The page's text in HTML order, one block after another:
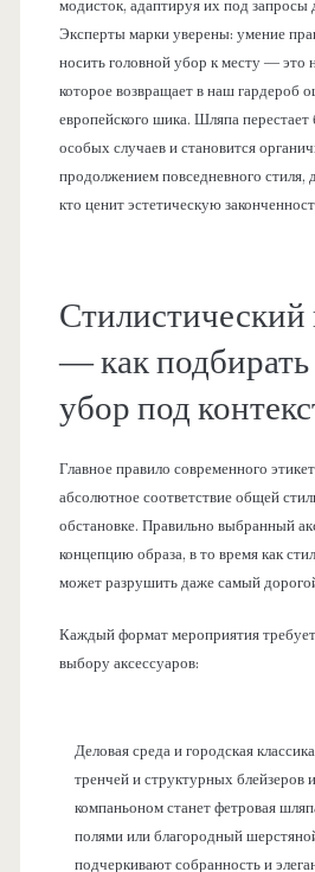
модисток, адаптируя их под
Эксперты марки уверены: умение
носить головной убор к месту — это
которое возвращает в наш гардероб
европейского шика. Шляпа
особых случаев и становится
продолжением повседневного
кто ценит эстетическую
Стилистический
— как
убор под
Главное правило современного
абсолютное соответствие общей
обстановке. Правильно выбранный
концепцию образа, в то время как
может разрушить даже самый
Каждый формат мероприятия
выбору аксессуаров:
Деловая среда и городская
тренчей и структурных блейзеров
компаньоном станет фетровая
полями или благородный
подчеркивают собранность и